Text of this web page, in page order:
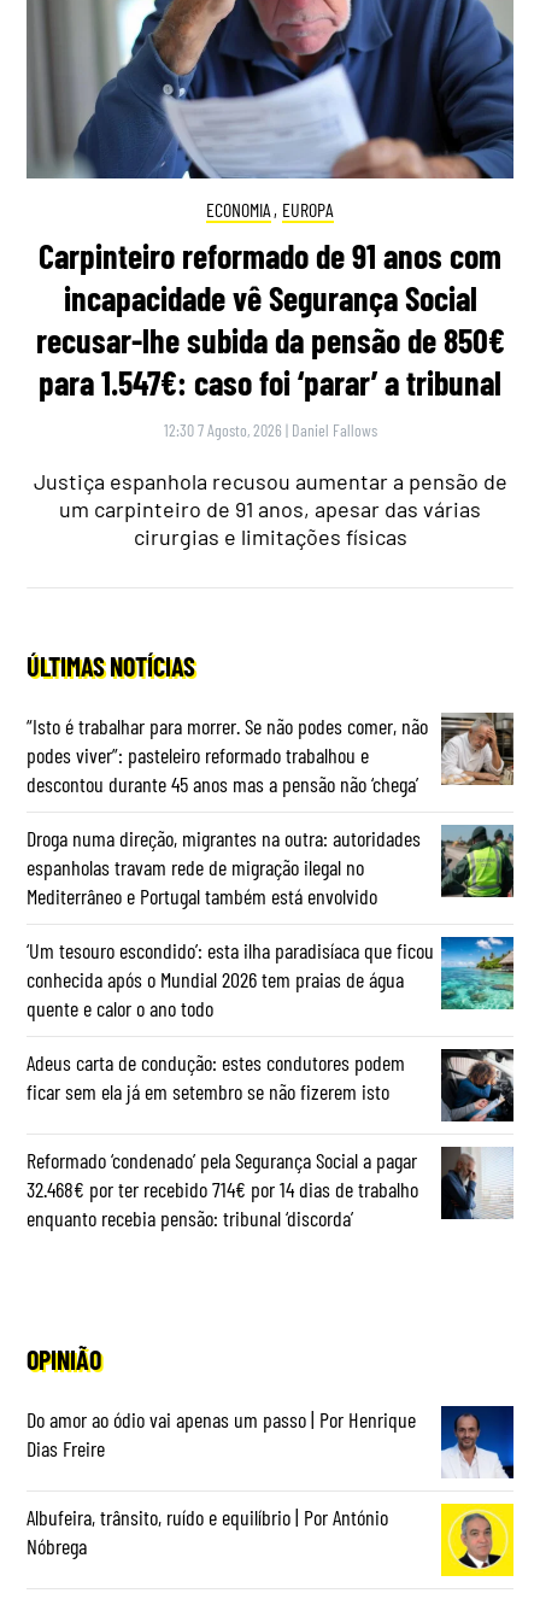
ECONOMIA , EUROPA
Carpinteiro reformado de 91 anos com
incapacidade vê Segurança Social
recusar-lhe subida da pensão de 850€
para 1.547€: caso foi ‘parar’ a tribunal
12:30 7 Agosto, 2026 | Daniel Fallows
Justiça espanhola recusou aumentar a pensão de
um carpinteiro de 91 anos, apesar das várias
cirurgias e limitações físicas
ÚLTIMAS NOTÍCIAS
“Isto é trabalhar para morrer. Se não podes comer, não
podes viver”: pasteleiro reformado trabalhou e
descontou durante 45 anos mas a pensão não ‘chega’
Droga numa direção, migrantes na outra: autoridades
espanholas travam rede de migração ilegal no
Mediterrâneo e Portugal também está envolvido
‘Um tesouro escondido’: esta ilha paradisíaca que ficou
conhecida após o Mundial 2026 tem praias de água
quente e calor o ano todo
Adeus carta de condução: estes condutores podem
ficar sem ela já em setembro se não fizerem isto
Reformado ‘condenado’ pela Segurança Social a pagar
32.468€ por ter recebido 714€ por 14 dias de trabalho
enquanto recebia pensão: tribunal ‘discorda’
OPINIÃO
Do amor ao ódio vai apenas um passo | Por Henrique
Dias Freire
Albufeira, trânsito, ruído e equilíbrio | Por António
Nóbrega